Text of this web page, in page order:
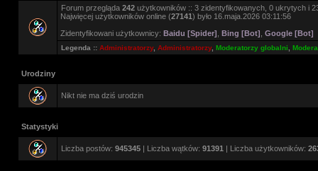
Forum przegląda 242 użytkowników :: 3 zidentyfikowanych, 0 ukrytych i
Najwięcej użytkowników online (27141) było 16.maja.2026 03:11:56
Zidentyfikowani użytkownicy: Baidu [Spider] Bing [Bot] Google [Bot]
Legenda :: Administratorzy, Administratorzy, Moderatorzy globalni
Urodziny
Nikt nie ma dziś urodzin
Statystyki
Liczba postów: 945345 | Liczba wątków: 91391 | Liczba użytkowników: